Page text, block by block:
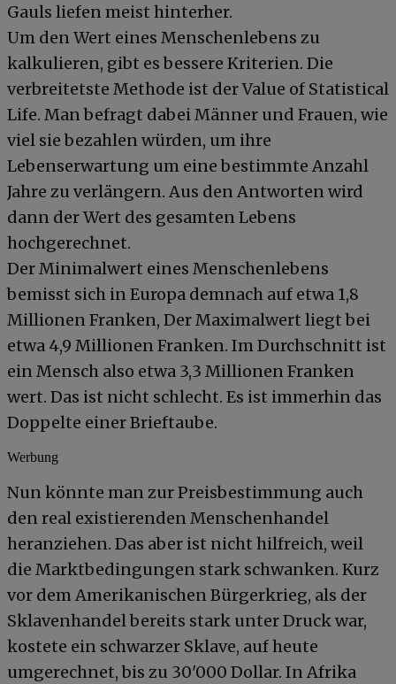
Gauls liefen meist hinterher.
Um den Wert eines Menschenlebens zu
kalkulieren, gibt es bessere Kriterien. Die
verbreitetste Methode ist der Value of Statistical
Life. Man befragt dabei Männer und Frauen, wie
viel sie bezahlen würden, um ihre
Lebenserwartung um eine bestimmte Anzahl
Jahre zu verlängern. Aus den Antworten wird
dann der Wert des gesamten Lebens
hochgerechnet.
Der Minimalwert eines Menschenlebens
bemisst sich in Europa demnach auf etwa 1,8
Millionen Franken, Der Maximalwert liegt bei
etwa 4,9 Millionen Franken. Im Durchschnitt ist
ein Mensch also etwa 3,3 Millionen Franken
wert. Das ist nicht schlecht. Es ist immerhin das
Doppelte einer Brieftaube.
Werbung
Nun könnte man zur Preisbestimmung auch
den real existierenden Menschenhandel
heranziehen. Das aber ist nicht hilfreich, weil
die Marktbedingungen stark schwanken. Kurz
vor dem Amerikanischen Bürgerkrieg, als der
Sklavenhandel bereits stark unter Druck war,
kostete ein schwarzer Sklave, auf heute
umgerechnet, bis zu 30'000 Dollar. In Afrika